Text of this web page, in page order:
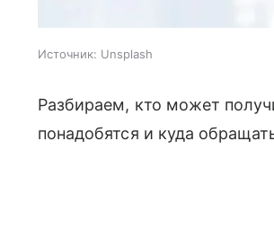
Источник: Unsplash
Разбираем, кто может
понадобятся и куда